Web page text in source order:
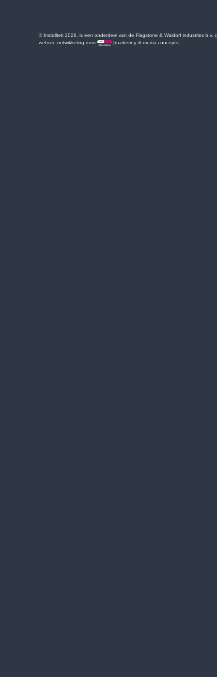
© Installtek 2026, is een onderdeel van de Flagstone & Waldorf industries b.v.
website ontwikkeling door
[marketing & media concepts]